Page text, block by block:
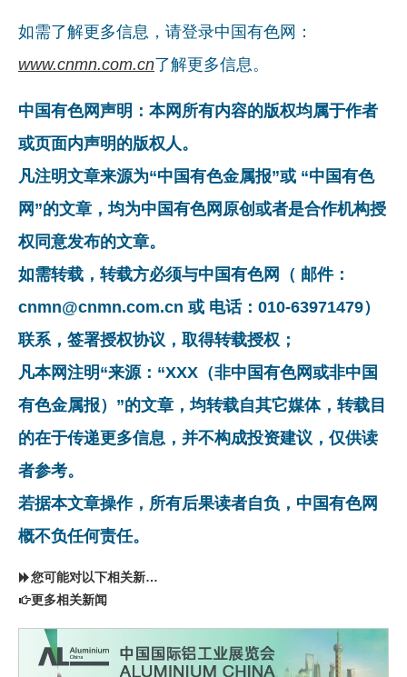
如需了解更多信息，请登录中国有色网：
www.cnmn.com.cn了解更多信息。
中国有色网声明：本网所有内容的版权均属于作者
或页面内声明的版权人。
凡注明文章来源为“中国有色金属报”或 “中国有色
网”的文章，均为中国有色网原创或者是合作机构授
权同意发布的文章。
如需转载，转载方必须与中国有色网（ 邮件：
cnmn@cnmn.com.cn 或 电话：010-63971479）
联系，签署授权协议，取得转载授权；
凡本网注明“来源：“XXX（非中国有色网或非中国
有色金属报）”的文章，均转载自其它媒体，转载目
的在于传递更多信息，并不构成投资建议，仅供读
者参考。
若据本文章操作，所有后果读者自负，中国有色网
概不负任何责任。
您可能对以下相关新闻同样感兴趣
更多相关新闻